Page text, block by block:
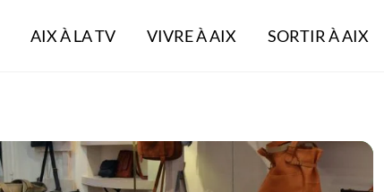
AIX À LA TV VIVRE À AIX SORTIR À AIX